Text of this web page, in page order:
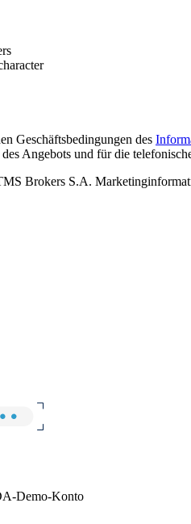
Geschäftsbedingungen des
Angebots und für die
Brokers S.A.
Demo-Konto